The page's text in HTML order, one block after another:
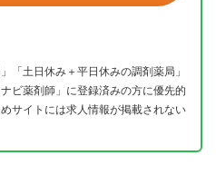
「土日休み＋平日休みの調剤薬局」
ビ薬剤師」に登録済みの方に優先的
サイトには求人情報が掲載されない